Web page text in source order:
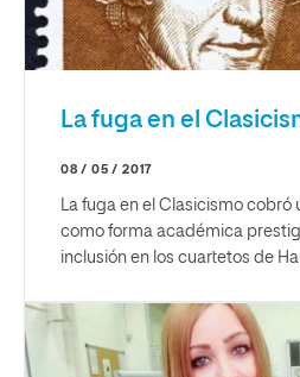
La fuga en el
08 / 05 / 2017
La fuga en el Clasicismo
como forma académica
inclusión en los cuartetos de